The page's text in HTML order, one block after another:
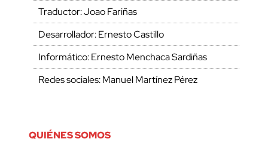
Traductor: Joao Fariñas
Desarrollador: Ernesto Castillo
Informático: Ernesto Menchaca Sardiñas
Redes sociales: Manuel Martínez Pérez
QUIÉNES SOMOS